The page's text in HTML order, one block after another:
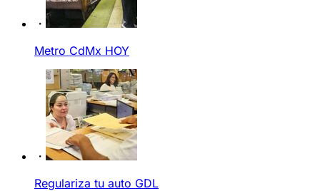
Metro CdMx HOY
Regulariza tu auto GDL